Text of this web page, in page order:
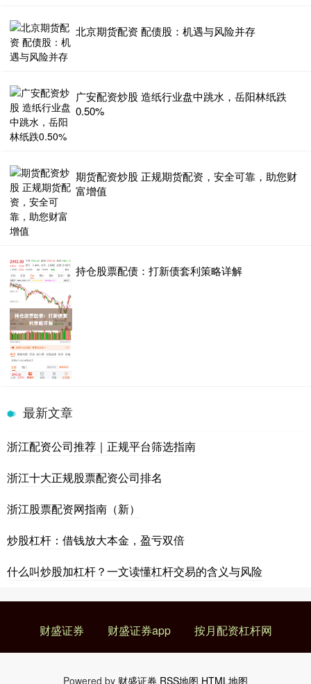
北京期货配资 配债股：机遇与风险并存
广安配资炒股 造纸行业盘中跳水，岳阳林纸跌
0.50%
期货配资炒股 正规期货配资，安全可靠，助您财
富增值
持仓股票配债：打新债套利策略详解
最新文章
浙江配资公司推荐｜正规平台筛选指南
浙江十大正规股票配资公司排名
浙江股票配资网指南（新）
炒股杠杆：借钱放大本金，盈亏双倍
什么叫炒股加杠杆？一文读懂杠杆交易的含义与风险
财盛证券 财盛证券app 按月配资杠杆网
Powered by 财盛证券 RSS地图 HTML地图